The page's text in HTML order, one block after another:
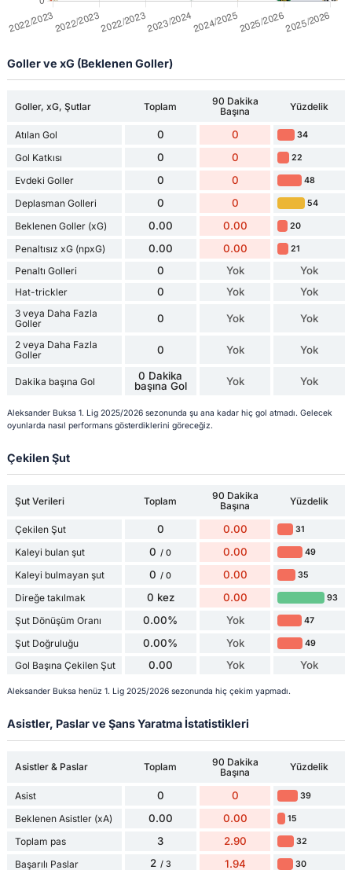
Goller ve xG (Beklenen Goller)
Goller, xG, Şutlar Toplam
90 Dakika
Başına
Yüzdelik
Atılan Gol 0 0 34
Gol Katkısı 0 0 22
Evdeki Goller 0 0 48
Deplasman Golleri 0 0 54
Beklenen Goller (xG) 0.00 0.00 20
Penaltısız xG (npxG) 0.00 0.00 21
Penaltı Golleri 0 Yok Yok
Hat-trickler 0 Yok Yok
3 veya Daha Fazla
Goller
0 Yok Yok
2 veya Daha Fazla
Goller
0 Yok Yok
Dakika başına Gol
0 Dakika
başına Gol
Yok Yok
Aleksander Buksa 1. Lig 2025/2026 sezonunda şu ana kadar hiç gol atmadı. Gelecek
oyunlarda nasıl performans gösterdiklerini göreceğiz.
Çekilen Şut
Şut Verileri Toplam
90 Dakika
Başına
Yüzdelik
Çekilen Şut 0 0.00 31
Kaleyi bulan şut 0 / 0 0.00 49
Kaleyi bulmayan şut 0 / 0 0.00 35
Direğe takılmak 0 kez 0.00 93
Şut Dönüşüm Oranı 0.00% Yok 47
Şut Doğruluğu 0.00% Yok 49
Gol Başına Çekilen Şut 0.00 Yok Yok
Aleksander Buksa henüz 1. Lig 2025/2026 sezonunda hiç çekim yapmadı.
Asistler, Paslar ve Şans Yaratma İstatistikleri
Asistler & Paslar Toplam
90 Dakika
Başına
Yüzdelik
Asist 0 0 39
Beklenen Asistler (xA) 0.00 0.00 15
Toplam pas 3 2.90 32
Başarılı Paslar 2 / 3 1.94 30